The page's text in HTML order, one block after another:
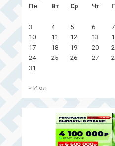
Пн
Вт Ср Чт
3
4 5 6 7
10
11 12 13
17
18 19 20
24
25 26 27
31
« Июл